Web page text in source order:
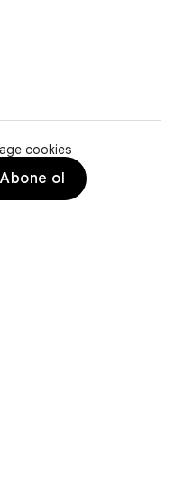
cookies
Abone ol